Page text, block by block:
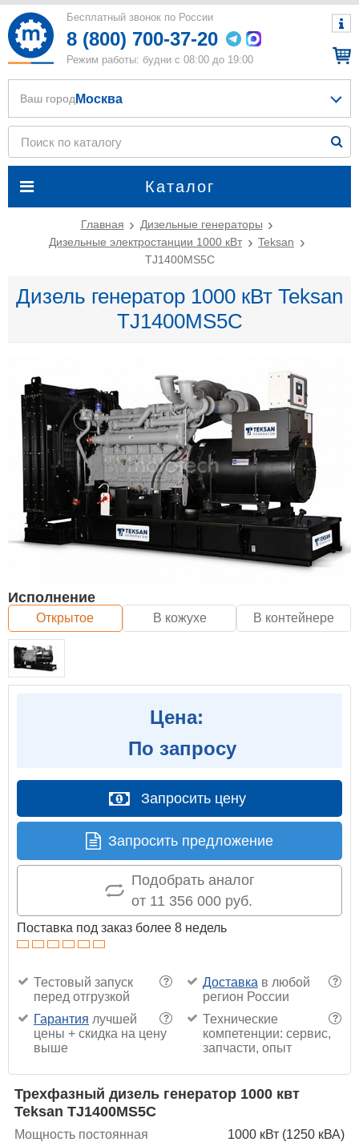
Бесплатный звонок по России
8 (800) 700-37-20
Режим работы: будни с 08:00 до 19:00
Каталог
Ваш город Москва
Главная
Дизельные генераторы
Дизельные электростанции 1000 кВт
Teksan
TJ1400MS5C
Дизель генератор 1000 кВт Teksan
TJ1400MS5C
Исполнение
Открытое В кожухе В контейнере
Цена:
По запросу
Запросить цену
Запросить предложение
Подобрать аналог
от 11 356 000 руб.
Поставка под заказ более 8 недель
?
Тестовый запуск
перед отгрузкой
?
Доставка в любой
регион России
?
Гарантия лучшей
цены + скидка на цену
выше
?
Технические
компетенции: сервис,
запчасти, опыт
Трехфазный дизель генератор 1000 квт
Teksan TJ1400MS5C
Мощность постоянная
1000 кВт (1250 кВА)